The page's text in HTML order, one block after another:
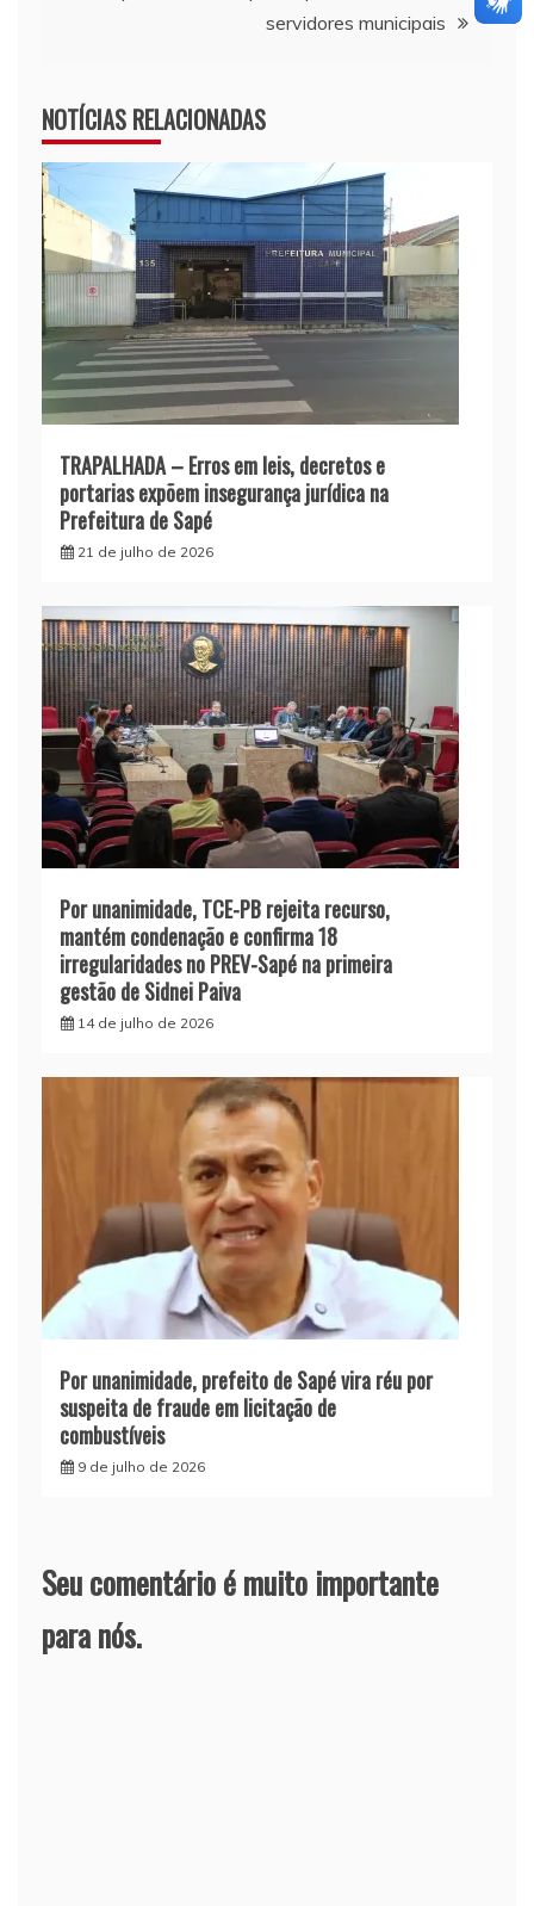
servidores municipais
NOTÍCIAS RELACIONADAS
TRAPALHADA – Erros em leis, decretos e
portarias expõem insegurança jurídica na
Prefeitura de Sapé
21 de julho de 2026
Por unanimidade, TCE-PB rejeita recurso,
mantém condenação e confirma 18
irregularidades no PREV-Sapé na primeira
gestão de Sidnei Paiva
14 de julho de 2026
Por unanimidade, prefeito de Sapé vira réu por
suspeita de fraude em licitação de
combustíveis
9 de julho de 2026
Seu comentário é muito importante
para nós.